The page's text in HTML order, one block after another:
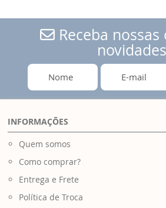
Receba nossas
novidades
INFORMAÇÕES
Quem somos
Como comprar?
Entrega e Frete
Política de Troca